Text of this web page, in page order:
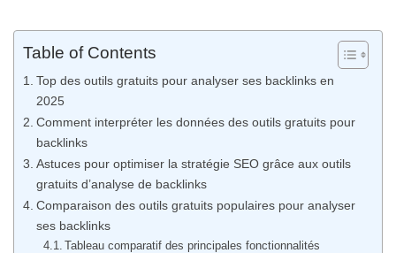
Table of Contents
Top des outils gratuits pour analyser ses backlinks en
2025
Comment interpréter les données des outils gratuits pour
backlinks
Astuces pour optimiser la stratégie SEO grâce aux outils
gratuits d’analyse de backlinks
Comparaison des outils gratuits populaires pour analyser
ses backlinks
Tableau comparatif des principales fonctionnalités